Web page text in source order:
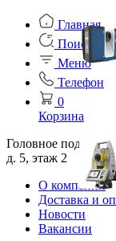
Главная
Поиск
Меню
Телефон
0
Корзина
Головное
д. 5, этаж 2
О компании
Доставка и
Новости
Вакансии